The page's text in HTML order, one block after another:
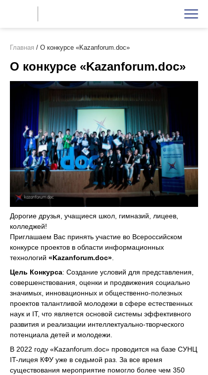
Главная / О конкурсе «Kazanforum.doc»
О конкурсе «Kazanforum.doc»
Дорогие друзья, учащиеся школ, гимназий, лицеев,
колледжей!
Приглашаем Вас принять участие во Всероссийском
конкурсе проектов в области информационных
технологий «Kazanforum.doc».
Цель Конкурса: Cоздание условий для представления,
совершенствования, оценки и продвижения социально
значимых, инновационных и общественно-полезных
проектов талантливой молодежи в сфере естественных
наук и IT, что является основой системы эффективного
развития и реализации интеллектуально-творческого
потенциала детей и молодежи.
В 2022 году «Kazanforum.doc» проводится на базе СУНЦ
IT-лицея КФУ уже в седьмой раз. За все время
существования мероприятие помогло более чем 350